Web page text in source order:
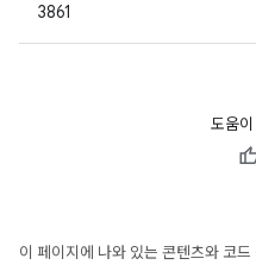
3861
도움
이 페이지에 나와 있는 콘텐츠와 코드